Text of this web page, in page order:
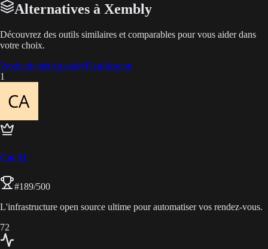
Alternatives à Xembly
Découvrez des outils similaires et comparables pour vous aider dans
votre choix.
Productivité#Agenda#Planification
1
Cal AI
#189/500
L'infrastructure open source ultime pour automatiser vos rendez-vous.
72